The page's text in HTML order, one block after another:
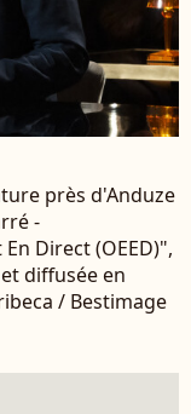
près d'Anduze
-
Direct (OEED)",
diffusée en
/ Bestimage